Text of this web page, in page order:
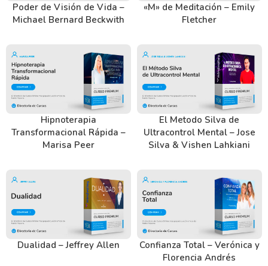
Poder de Visión de Vida –
Michael Bernard Beckwith
«M» de Meditación – Emily
Fletcher
Hipnoterapia
Transformacional Rápida –
Marisa Peer
El Metodo Silva de
Ultracontrol Mental – Jose
Silva & Vishen Lahkiani
Dualidad – Jeffrey Allen
Confianza Total – Verónica y
Florencia Andrés